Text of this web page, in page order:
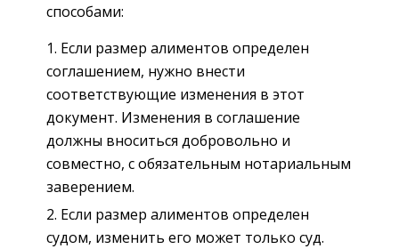
способами:
Если размер алиментов определен
соглашением, нужно внести
соответствующие изменения в этот
документ. Изменения в соглашение
должны вноситься добровольно и
совместно, с обязательным нотариальным
заверением.
Если размер алиментов определен
судом, изменить его может только суд.